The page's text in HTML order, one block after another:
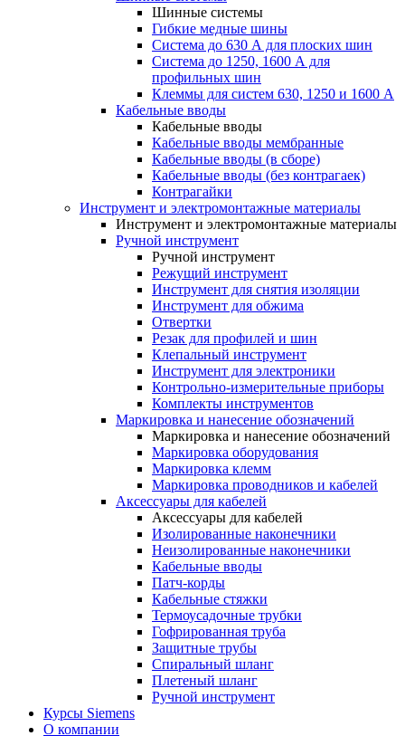
Шинные системы
Гибкие медные шины
Система до 630 А для плоских шин
Система до 1250, 1600 А для
профильных шин
Клеммы для систем 630, 1250 и 1600 А
Кабельные вводы
Кабельные вводы
Кабельные вводы мембранные
Кабельные вводы (в сборе)
Кабельные вводы (без контрагаек)
Контрагайки
Инструмент и электромонтажные материалы
Инструмент и электромонтажные материалы
Ручной инструмент
Ручной инструмент
Режущий инструмент
Инструмент для снятия изоляции
Инструмент для обжима
Отвертки
Резак для профилей и шин
Клепальный инструмент
Инструмент для электроники
Контрольно-измерительные приборы
Комплекты инструментов
Маркировка и нанесение обозначений
Маркировка и нанесение обозначений
Маркировка оборудования
Маркировка клемм
Маркировка проводников и кабелей
Аксессуары для кабелей
Аксессуары для кабелей
Изолированные наконечники
Неизолированные наконечники
Кабельные вводы
Патч-корды
Кабельные стяжки
Термоусадочные трубки
Гофрированная труба
Защитные трубы
Спиральный шланг
Плетеный шланг
Ручной инструмент
Курсы Siemens
О компании